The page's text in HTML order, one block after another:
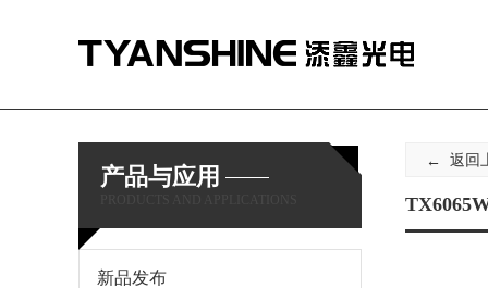
产品与应用
新品发布
返回